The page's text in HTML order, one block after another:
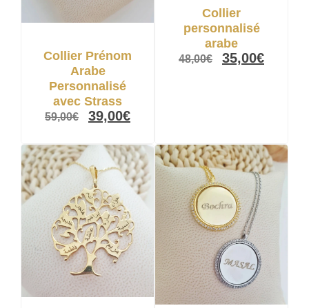
Collier Prénom
Arabe
Personnalisé
avec Strass
59,00€ 39,00€
Collier
personnalisé
arabe
48,00€ 35,00€